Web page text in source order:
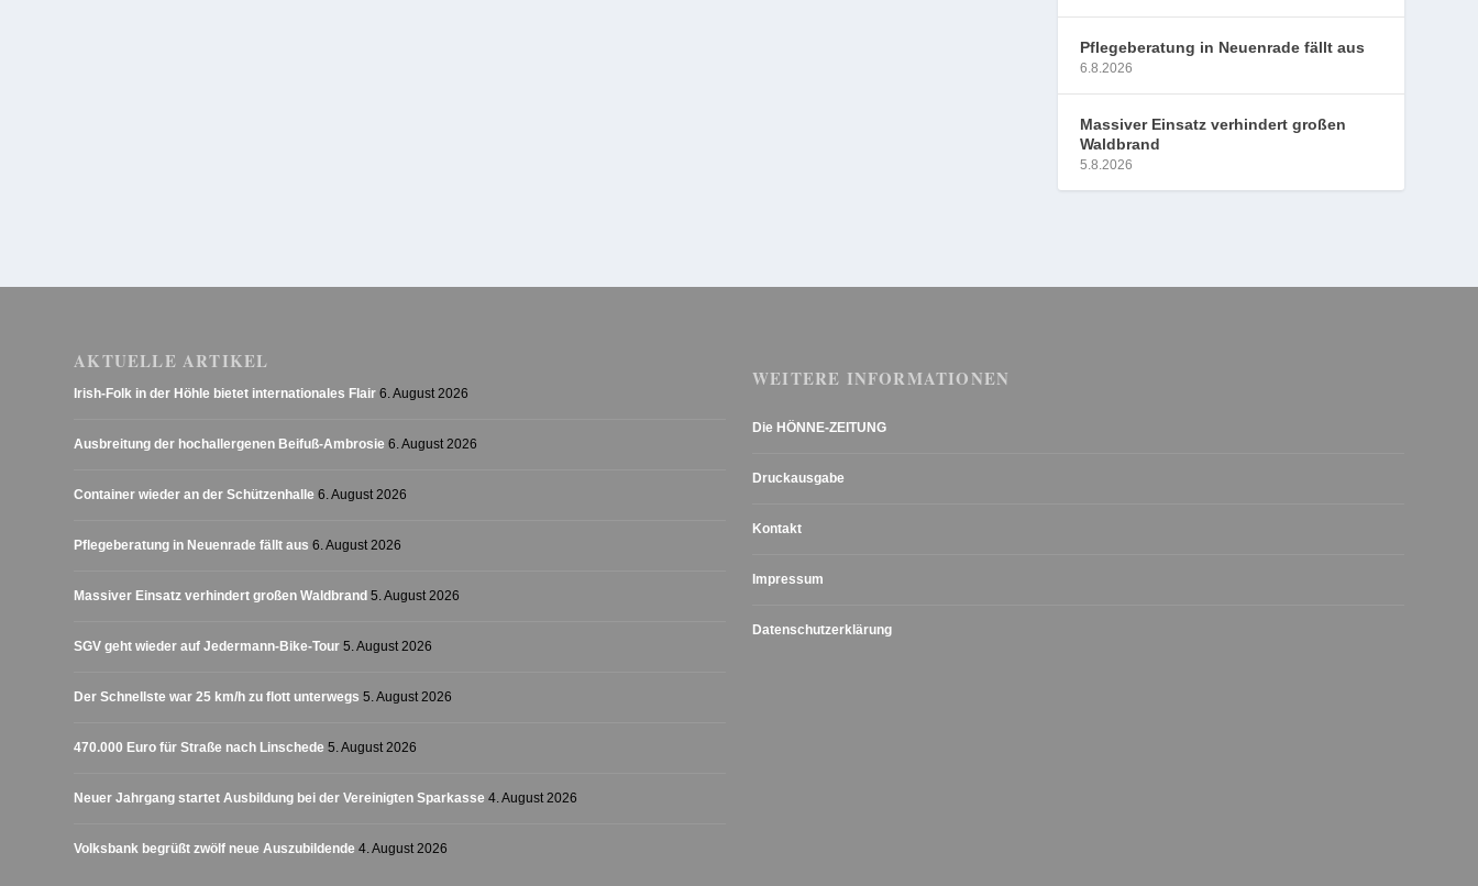
Pflegeberatung in Neuenrade fällt aus
6.8.2026
Massiver Einsatz verhindert großen
Waldbrand
5.8.2026
AKTUELLE ARTIKEL
Irish-Folk in der Höhle bietet internationales Flair 6. August 2026
Ausbreitung der hochallergenen Beifuß-Ambrosie 6. August 2026
Container wieder an der Schützenhalle 6. August 2026
Pflegeberatung in Neuenrade fällt aus 6. August 2026
Massiver Einsatz verhindert großen Waldbrand 5. August 2026
SGV geht wieder auf Jedermann-Bike-Tour 5. August 2026
Der Schnellste war 25 km/h zu flott unterwegs 5. August 2026
470.000 Euro für Straße nach Linschede 5. August 2026
Neuer Jahrgang startet Ausbildung bei der Vereinigten Sparkasse 4. August 2026
Volksbank begrüßt zwölf neue Auszubildende 4. August 2026
WEITERE INFORMATIONEN
Die HÖNNE-ZEITUNG
Druckausgabe
Kontakt
Impressum
Datenschutzerklärung